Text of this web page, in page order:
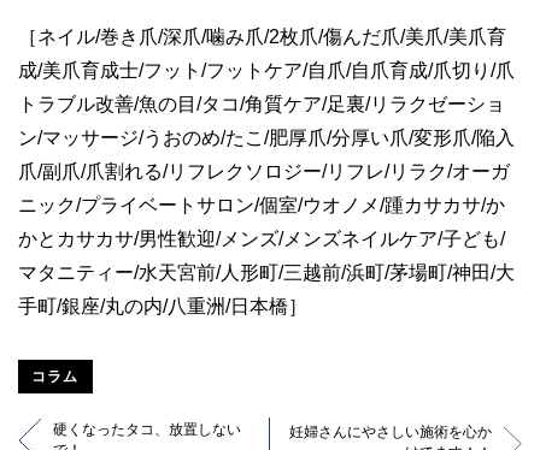
［ネイル/巻き爪/深爪/噛み爪/2枚爪/傷んだ爪/美爪/美爪育
成/美爪育成士/フット/フットケア/自爪/自爪育成/爪切り/爪
トラブル改善/魚の目/タコ/角質ケア/足裏/リラクゼーショ
ン/マッサージ/うおのめ/たこ/肥厚爪/分厚い爪/変形爪/陥入
爪/副爪/爪割れる/リフレクソロジー/リフレ/リラク/オーガ
ニック/プライベートサロン/個室/ウオノメ/踵カサカサ/か
かとカサカサ/男性歓迎/メンズ/メンズネイルケア/子ども/
マタニティー/水天宮前/人形町/三越前/浜町/茅場町/神田/大
手町/銀座/丸の内/八重洲/日本橋］
コラム
硬くなったタコ、放置しない
妊婦さんにやさしい施術を心か